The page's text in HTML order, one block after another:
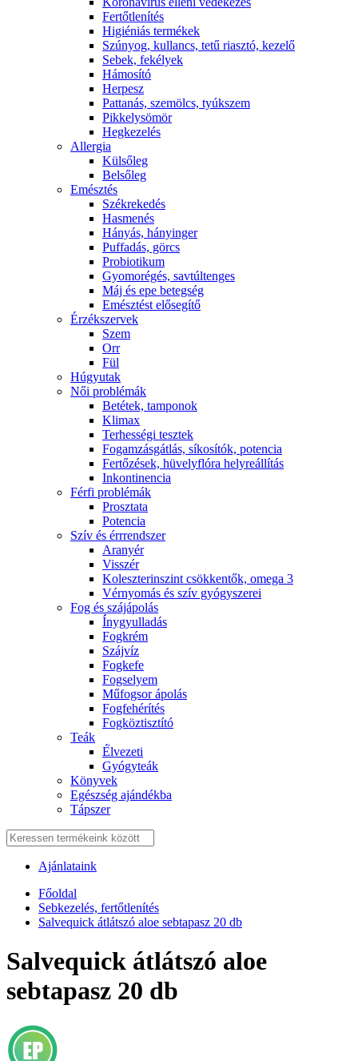
Fertőtlenítés
Higiéniás termékek
Szúnyog, kullancs, tetű riasztó, kezelő
Sebek, fekélyek
Hámosító
Herpesz
Pattanás, szemölcs, tyúkszem
Pikkelysömör
Hegkezelés
Allergia
Külsőleg
Belsőleg
Emésztés
Székrekedés
Hasmenés
Hányás, hányinger
Puffadás, görcs
Probiotikum
Gyomorégés, savtúltenges
Máj és epe betegség
Emésztést elősegítő
Érzékszervek
Szem
Orr
Fül
Húgyutak
Női problémák
Betétek, tamponok
Klimax
Terhességi tesztek
Fogamzásgátlás, síkosítók, potencia
Fertőzések, hüvelyflóra helyreállítás
Inkontinencia
Férfi problémák
Prosztata
Potencia
Szív és érrrendszer
Aranyér
Visszér
Koleszterinszint csökkentők, omega 3
Vérnyomás és szív gyógyszerei
Fog és szájápolás
Í́nygyulladás
Fogkrém
Szájvíz
Fogkefe
Fogselyem
Műfogsor ápolás
Fogfehérítés
Fogköztisztító
Teák
É́lvezeti
Gyógyteák
Könyvek
Egészség ajándékba
Tápszer
Ajánlataink
Főoldal
Sebkezelés, fertőtlenítés
Salvequick átlátszó aloe sebtapasz 20 db
Salvequick átlátszó aloe
sebtapasz 20 db